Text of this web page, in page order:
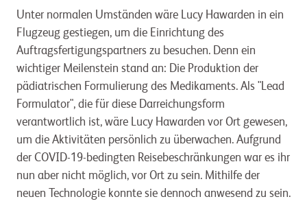
Unter normalen Umständen wäre Lucy Hawarden in ein
Flugzeug gestiegen, um die Einrichtung des
Auftragsfertigungspartners zu besuchen. Denn ein
wichtiger Meilenstein stand an: Die Produktion der
pädiatrischen Formulierung des Medikaments. Als "Lead
Formulator", die für diese Darreichungsform
verantwortlich ist, wäre Lucy Hawarden vor Ort gewesen,
um die Aktivitäten persönlich zu überwachen. Aufgrund
der COVID-19-bedingten Reisebeschränkungen war es ihr
nun aber nicht möglich, vor Ort zu sein. Mithilfe der
neuen Technologie konnte sie dennoch anwesend zu sein.